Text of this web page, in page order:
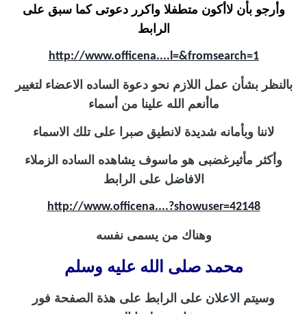
وأرجو بأن لاأكون متطفلا واكرر دعوتى كما سبق على
الرابط
http://www.officena....l=&fromsearch=1
بالنظر بشأن عمل اللازم نحو دعوة الساده الاعضاء لتغيير
ماأنعم الله علينا من أسماء
لاننا وبأمانه شديدة لانطيق صبرا على تلك الاسماء
وأكثر مأثيرغضبى هو ماسوف يشاهده الساده الزملاء
الافاضل على الرابط
http://www.officena....?showuser=42148
وهناك من يسمى نفسه
محمد صلى الله عليه وسلم
وسيتم الاعلان على الرابط على هذة الصفحة فور